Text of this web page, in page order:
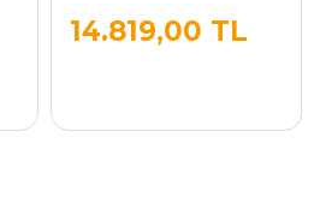
14.819,00 TL